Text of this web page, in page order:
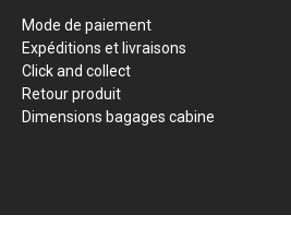
Mode de paiement
Expéditions et livraisons
Click and collect
Retour produit
Dimensions bagages cabine